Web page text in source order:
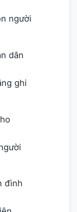
người
dân
ghi
đình